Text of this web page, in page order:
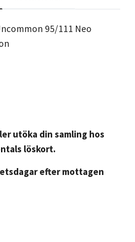
95/111 Neo
utöka din samling hos
löskort.
efter mottagen